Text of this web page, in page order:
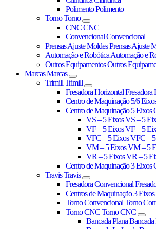
PolimentoPolimento
TornoTorno
CNCCNC
ConvencionalConvencional
Prensas Ajuste MoldesPrensas Ajuste
Automação e RobóticaAutomação e
Outros EquipamentosOutros
MarcasMarcas
TrimillTrimill
Fresadora HorizontalFresadora
Centro de Maquinação 5/6
Centro de Maquinação 5 Eixos
VS – 5 EixosVS – 5
VF – 5 EixosVF – 5
VFC – 5 EixosVFC –
VM – 5 EixosVM – 5
VR – 5 EixosVR – 5
Centro de Maquinação 3 Eixos
TravisTravis
Fresadora Convencional
Centros de Maquinação 3 Eixos
Torno ConvencionalTorno
Torno CNCTorno CNC
Bancada PlanaBancada